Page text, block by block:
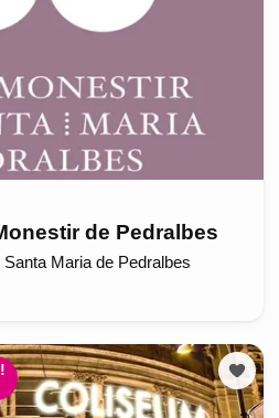
de Pedralbes
Maria de Pedralbes